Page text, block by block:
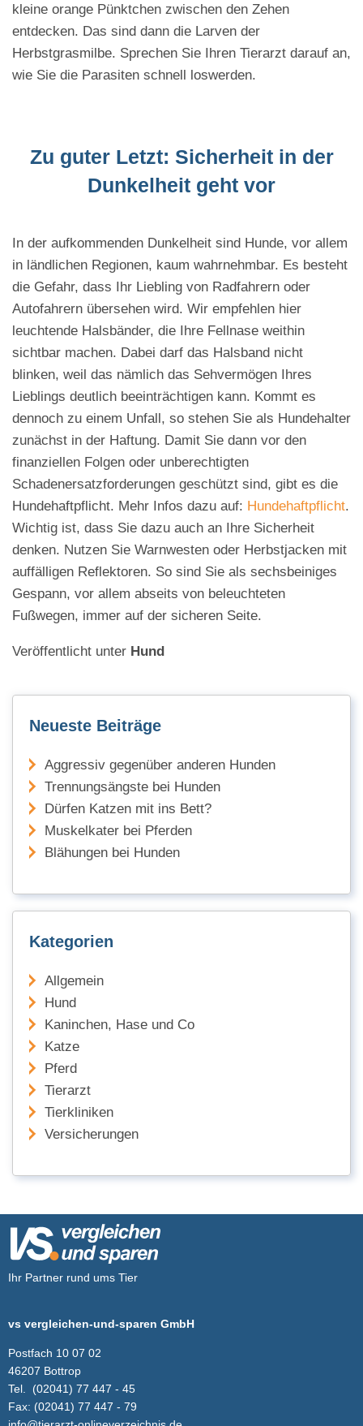
kleine orange Pünktchen zwischen den Zehen
entdecken. Das sind dann die Larven der
Herbstgrasmilbe. Sprechen Sie Ihren Tierarzt darauf an,
wie Sie die Parasiten schnell loswerden.
Zu guter Letzt: Sicherheit in der
Dunkelheit geht vor
In der aufkommenden Dunkelheit sind Hunde, vor allem
in ländlichen Regionen, kaum wahrnehmbar. Es besteht
die Gefahr, dass Ihr Liebling von Radfahrern oder
Autofahrern übersehen wird. Wir empfehlen hier
leuchtende Halsbänder, die Ihre Fellnase weithin
sichtbar machen. Dabei darf das Halsband nicht
blinken, weil das nämlich das Sehvermögen Ihres
Lieblings deutlich beeinträchtigen kann. Kommt es
dennoch zu einem Unfall, so stehen Sie als Hundehalter
zunächst in der Haftung. Damit Sie dann vor den
finanziellen Folgen oder unberechtigten
Schadenersatzforderungen geschützt sind, gibt es die
Hundehaftpflicht. Mehr Infos dazu auf: Hundehaftpflicht.
Wichtig ist, dass Sie dazu auch an Ihre Sicherheit
denken. Nutzen Sie Warnwesten oder Herbstjacken mit
auffälligen Reflektoren. So sind Sie als sechsbeiniges
Gespann, vor allem abseits von beleuchteten
Fußwegen, immer auf der sicheren Seite.
Veröffentlicht unter Hund
Neueste Beiträge
Aggressiv gegenüber anderen Hunden
Trennungsängste bei Hunden
Dürfen Katzen mit ins Bett?
Muskelkater bei Pferden
Blähungen bei Hunden
Kategorien
Allgemein
Hund
Kaninchen, Hase und Co
Katze
Pferd
Tierarzt
Tierkliniken
Versicherungen
Ihr Partner rund ums Tier
vs vergleichen-und-sparen GmbH
Postfach 10 07 02
46207 Bottrop
Tel.
(02041) 77 447 - 45
Fax: (02041) 77 447 - 79